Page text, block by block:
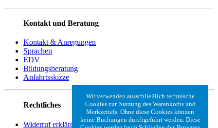
Kontakt und Beratung
Kontakt & Anregungen
Sprachen
EDV
Bildungsberatung
Anfahrtsskizze
Rechtliches
Widerruf erklären
Wir verwenden ausschließlich technische
Cookies zur Nutzung des Warenkorbs und
Merkzettels. Ohne diese Cookies können
keine Buchungen durchgeführt werden. Diese